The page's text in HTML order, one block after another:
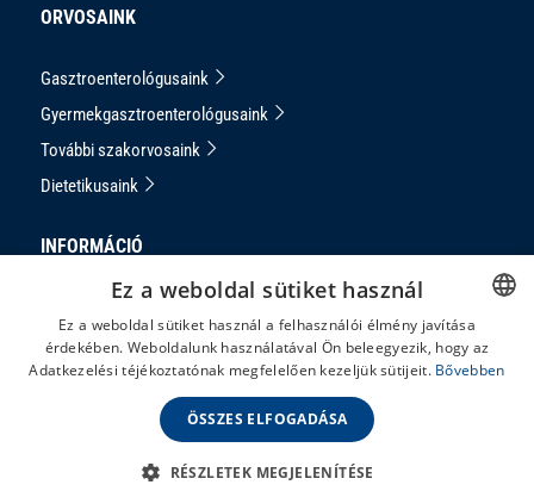
ORVOSAINK
Gasztroenterológusaink
Gyermekgasztroenterológusaink
További szakorvosaink
Dietetikusaink
INFORMÁCIÓ
Impresszum
Panaszkezelés
HUNGARIAN
Ez a weboldal sütiket használ
Ez a weboldal sütiket használ a felhasználói élmény javítása
érdekében. Weboldalunk használatával Ön beleegyezik, hogy az
Adatkezelési téjékoztatónak megfelelően kezeljük sütijeit. Bővebben
ÖSSZES ELFOGADÁSA
RÉSZLETEK MEGJELENÍTÉSE